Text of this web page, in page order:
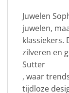
Juwelen
juwelen,
klassiekers.
zilveren en
Sutter
, waar
tijdloze